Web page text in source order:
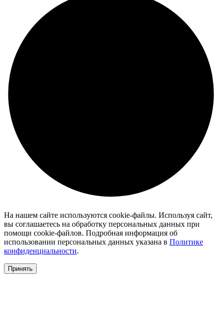
На нашем сайте используются cookie-файлы. Используя сайт,
вы соглашаетесь на обработку персональных данных при
помощи cookie-файлов. Подробная информация об
использовании персональных данных указана в Политике
конфиденциальности.
Принять